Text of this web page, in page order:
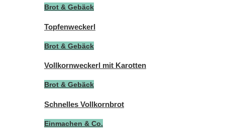
Brot & Gebäck
Topfenweckerl
Brot & Gebäck
Vollkornweckerl mit Karotten
Brot & Gebäck
Schnelles Vollkornbrot
Einmachen & Co.